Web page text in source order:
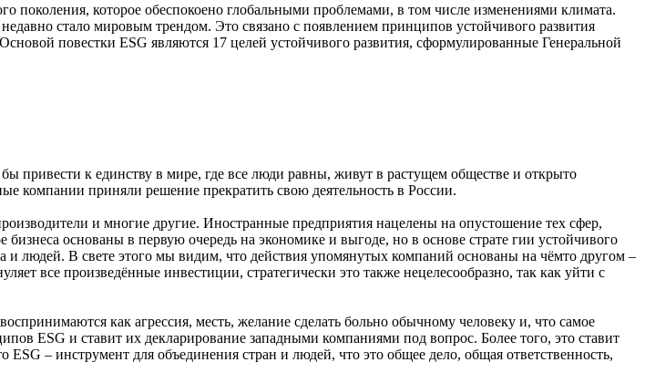
поколения, которое обеспокоено глобальными проблемами, в том числе изменениями климата.
стало мировым трендом. Это связано с появлением принципов устойчивого развития
повестки ESG являются 17 целей устойчивого развития, сформулированные Генеральной
привести к единству в мире, где все люди равны, живут в растущем обществе и открыто
компании приняли решение прекратить свою деятельность в России.
и многие другие. Иностранные предприятия нацелены на опустошение тех сфер,
основаны в первую очередь на экономике и выгоде, но в основе страте гии устойчивого
людей. В свете этого мы видим, что действия упомянутых компаний основаны на чёмто другом –
все произведённые инвестиции, стратегически это также нецелесообразно, так как уйти с
как агрессия, месть, желание сделать больно обычному человеку и, что самое
ESG и ставит их декларирование западными компаниями под вопрос. Более того, это ставит
– инструмент для объединения стран и людей, что это общее дело, общая ответственность,